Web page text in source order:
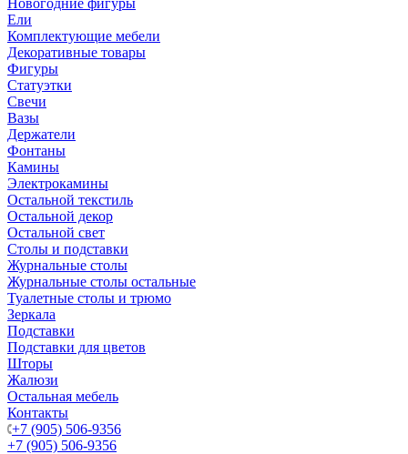
Новогодние фигуры
Ели
Комплектующие мебели
Декоративные товары
Фигуры
Статуэтки
Свечи
Вазы
Держатели
Фонтаны
Камины
Электрокамины
Остальной текстиль
Остальной декор
Остальной свет
Столы и подставки
Журнальные столы
Журнальные столы остальные
Туалетные столы и трюмо
Зеркала
Подставки
Подставки для цветов
Шторы
Жалюзи
Остальная мебель
Контакты
+7 (905) 506-9356
+7 (905) 506-9356